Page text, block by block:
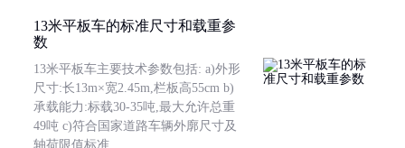
13米平板车的标准尺寸和载重参
数
13米平板车主要技术参数包括: a)外形
尺寸:长13m×宽2.45m,栏板高55cm b)
承载能力:标载30-35吨,最大允许总重
49吨 c)符合国家道路车辆外廓尺寸及
轴荷限值标准